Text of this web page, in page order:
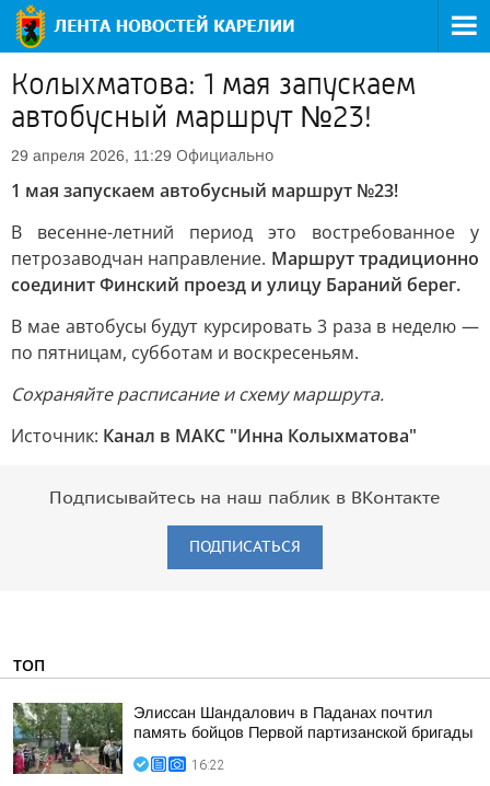
Колыхматова: 1 мая запускаем
автобусный маршрут №23!
29 апреля 2026, 11:29 Официально
1 мая запускаем автобусный маршрут №23!
В весенне-летний период это востребованное у
петрозаводчан направление. Маршрут традиционно
соединит Финский проезд и улицу Бараний берег.
В мае автобусы будут курсировать 3 раза в неделю —
по пятницам, субботам и воскресеньям.
Сохраняйте расписание и схему маршрута.
Источник: Канал в МАКС "Инна Колыхматова"
Подписывайтесь на наш паблик в ВКонтакте
ПОДПИСАТЬСЯ
ТОП
Элиссан Шандалович в Паданах почтил
память бойцов Первой партизанской бригады
16:22